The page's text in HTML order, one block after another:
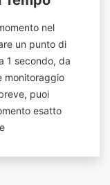
nel
un punto di
1 secondo, da
monitoraggio
puoi
esatto